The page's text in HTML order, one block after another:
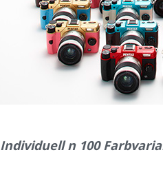
Individuell n 100